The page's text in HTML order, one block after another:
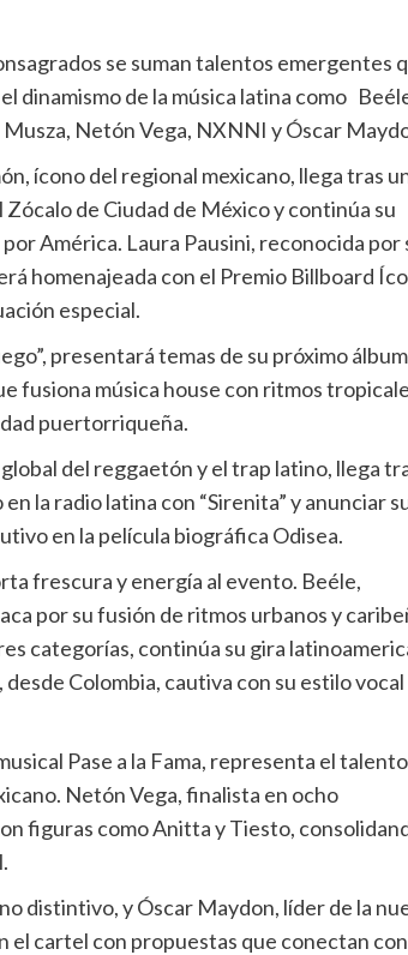
se suman talentos emergentes
dinamismo de la música latina como
Netón Vega, NXNNI y Óscar
ícono del regional mexicano, llega tras
de Ciudad de México y continúa su
América. Laura Pausini, reconocida por
homenajeada con el Premio Billboard
especial.
presentará temas de su próximo álbum
fusiona música house con ritmos
puertorriqueña.
del reggaetón y el trap latino, llega
la radio latina con “Sirenita” y anunciar
en la película biográfica Odisea.
frescura y energía al evento. Beéle,
por su fusión de ritmos urbanos y
categorías, continúa su gira
Colombia, cautiva con su estilo vocal
Pase a la Fama, representa el talento
Netón Vega, finalista en ocho
figuras como Anitta y Tiesto,
distintivo, y Óscar Maydon, líder de la
el cartel con propuestas que conectan con